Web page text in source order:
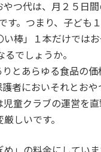
つ代は、月２５日
。つまり、子ども
棒」１本だけでは
でしょうか。
とあらゆる食品の価
者においそれとお
童クラブの運営を
しいです。